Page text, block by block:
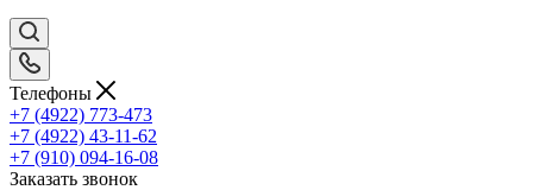
Телефоны
+7 (4922) 773-473
+7 (4922) 43-11-62
+7 (910) 094-16-08
Заказать звонок